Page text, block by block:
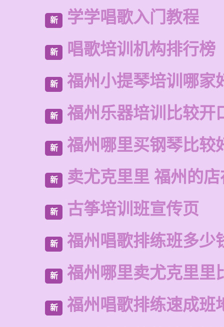
新 学学唱歌入门教程
新 唱歌培训机构排行榜
新 福州小提琴培训哪家
新 福州乐器培训比较开
新 福州哪里买钢琴比较
新 卖尤克里里 福州的
新 古筝培训班宣传页
新 福州唱歌排练班多少
新 福州哪里卖尤克里里
新 福州唱歌排练速成班